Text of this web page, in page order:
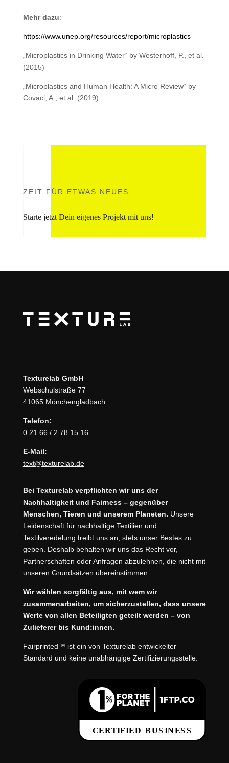
Mehr dazu:
https://www.unep.org/resources/report/microplastics
„Microplastics in Drinking Water“ by Westerhoff, P., et al.
(2015)
„Microplastics and Human Health: A Micro Review“ by
Covaci, A., et al. (2019)
ZEIT FÜR ETWAS NEUES.
Starte jetzt Dein eigenes Projekt mit uns!
Texturelab GmbH
Webschulstraße 77
41065 Mönchengladbach
Telefon:
0 21 66 / 2 78 15 16
E-Mail:
text@texturelab.de
Bei Texturelab verpflichten wir uns der
Nachhaltigkeit und Fairness – gegenüber
Menschen, Tieren und unserem Planeten. Unsere
Leidenschaft für nachhaltige Textilien und
Textilveredelung treibt uns an, stets unser Bestes zu
geben. Deshalb behalten wir uns das Recht vor,
Partnerschaften oder Anfragen abzulehnen, die nicht mit
unseren Grundsätzen übereinstimmen.
Wir wählen sorgfältig aus, mit wem wir
zusammenarbeiten, um sicherzustellen, dass unsere
Werte von allen Beteiligten geteilt werden – von
Zulieferer bis Kund:innen.
Fairprinted™ ist ein von Texturelab entwickelter
Standard und keine unabhängige Zertifizierungsstelle.